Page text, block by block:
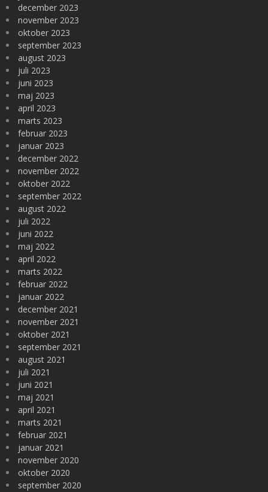
december 2023
november 2023
oktober 2023
september 2023
august 2023
juli 2023
juni 2023
maj 2023
april 2023
marts 2023
februar 2023
januar 2023
december 2022
november 2022
oktober 2022
september 2022
august 2022
juli 2022
juni 2022
maj 2022
april 2022
marts 2022
februar 2022
januar 2022
december 2021
november 2021
oktober 2021
september 2021
august 2021
juli 2021
juni 2021
maj 2021
april 2021
marts 2021
februar 2021
januar 2021
november 2020
oktober 2020
september 2020